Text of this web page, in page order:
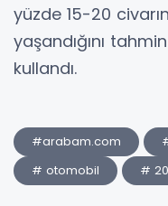
yüzde 15-20
yaşandığını
kullandı.
#arabam.com
# otomobil
#